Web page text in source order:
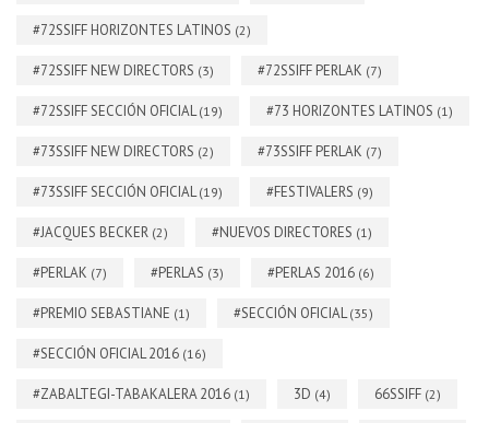
#72SSIFF HORIZONTES LATINOS (2)
#72SSIFF NEW DIRECTORS (3) #72SSIFF PERLAK (7)
#72SSIFF SECCIÓN OFICIAL(19) #73 HORIZONTES LATINOS (1)
#73SSIFF NEW DIRECTORS (2) #73SSIFF PERLAK (7)
#73SSIFF SECCIÓN OFICIAL(19) #FESTIVALERS (9)
#JACQUES BECKER (2) #NUEVOS DIRECTORES (1)
#PERLAK (7) #PERLAS (3) #PERLAS 2016 (6)
#PREMIO SEBASTIANE (1) #SECCIÓN OFICIAL(35)
#SECCIÓN OFICIAL 2016 (16)
#ZABALTEGI-TABAKALERA 2016 (1) 3D (4) 66SSIFF (2)